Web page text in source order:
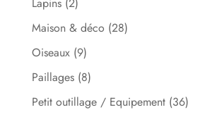
Maison & déco (28)
Oiseaux (9)
Paillages (8)
Petit outillage / Equipement (36)